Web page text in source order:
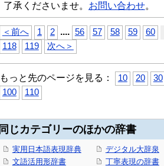
了承くださいませ。 お問い合わせ。
＜前へ 1 2 .... 56 57 58 59 60
118
119 次へ＞
もっと先のページを見る： 10 20
30
100
110
同じカテゴリーのほかの辞書
実用日本語表現辞典
文語活用形辞書
デジタル大辞泉
丁寧表現の辞書